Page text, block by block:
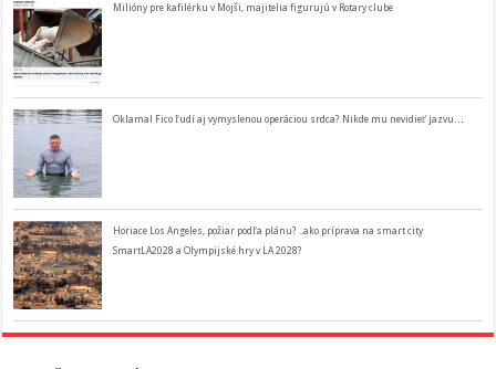
Milióny pre kafilérku v Mojši, majitelia figurujú v Rotary clube
Oklamal Fico ľudí aj vymyslenou operáciou srdca? Nikde mu nevidieť jazvu…
Horiace Los Angeles, požiar podľa plánu? ..ako príprava na smart city
SmartLA2028 a Olympijské hry v LA 2028?